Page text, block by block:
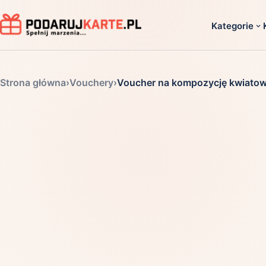
Kategorie
Strona główna›Vouchery›Voucher na kompozycję